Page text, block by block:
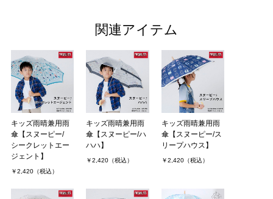
関連アイテム
キッズ雨晴兼用雨
傘【スヌーピー/
シークレットエー
ジェント】
￥2,420（税込）
キッズ雨晴兼用雨
傘【スヌーピー/ハ
ハハ】
￥2,420（税込）
キッズ雨晴兼用雨
傘【スヌーピー/ス
リープハウス】
￥2,420（税込）